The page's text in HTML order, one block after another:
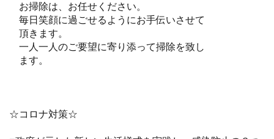
お掃除は、お任せください。
毎日笑顔に過ごせるようにお手伝いさせて
頂きます。
一人一人のご要望に寄り添って掃除を致し
ます。
☆コロナ対策☆